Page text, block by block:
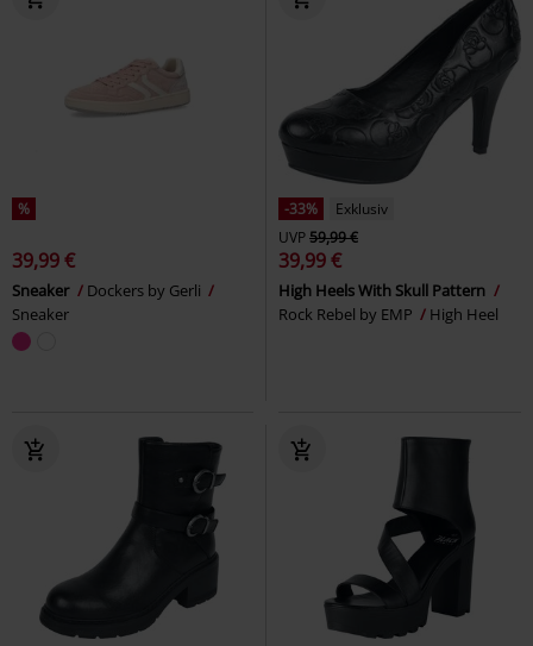
%
39,99 €
Sneaker
Dockers by Gerli
Sneaker
-33%
Exklusiv
UVP59,99 €
39,99 €
High Heels With Skull Pattern
Rock Rebel by EMP
High Heel